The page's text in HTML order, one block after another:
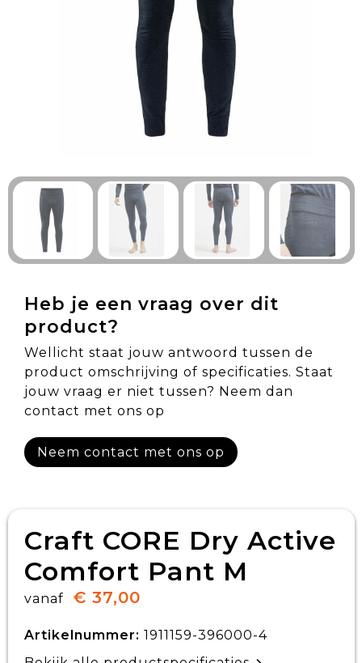
Technologie & Gadgets
Outdoor & Vrije tijd
Pennen & Schrijfwaren
Gezondheid & Welzijn
Eten & Drinken
Heb je een vraag over dit
product?
Wellicht staat jouw antwoord tussen de
product omschrijving of specificaties. Staat
jouw vraag er niet tussen? Neem dan
contact met ons op
Neem contact met ons op
Craft CORE Dry Active
Comfort Pant M
vanaf € 37,00
Artikelnummer: 1911159-396000-4